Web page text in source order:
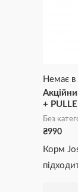
Немає в
+
Без
₴990
Корм